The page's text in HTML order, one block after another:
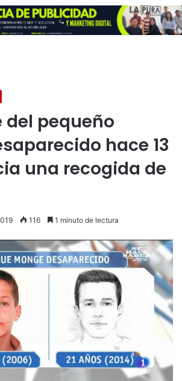
del pequeño
hace 13
una recogida de
116 1 minuto de lectura